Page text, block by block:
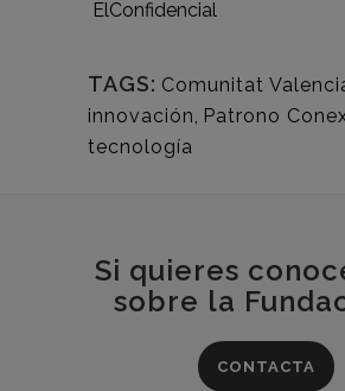
ElConfidencial
TAGS: Comunitat
innovación, Patrono
tecnología
Si quieres
sobre la
CONTACTA